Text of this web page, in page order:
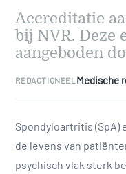
Accreditatie
bij NVR. Deze
aangeboden
REDACTIONEEL Medische
Spondyloartritis (SpA)
de levens van
psychisch vlak sterk